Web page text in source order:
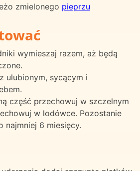
zmielonego pieprzu
wymieszaj razem, aż będą
ulubionym, sycącym i
część przechowuj w szczelnym
w lodówce. Pozostanie
najmniej 6 miesięcy.